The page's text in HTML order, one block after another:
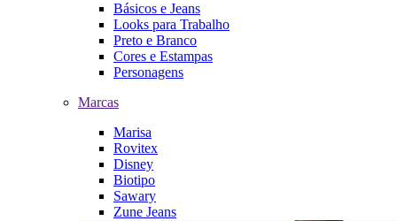
Básicos e Jeans
Looks para Trabalho
Preto e Branco
Cores e Estampas
Personagens
Marcas
Marisa
Rovitex
Disney
Biotipo
Sawary
Zune Jeans